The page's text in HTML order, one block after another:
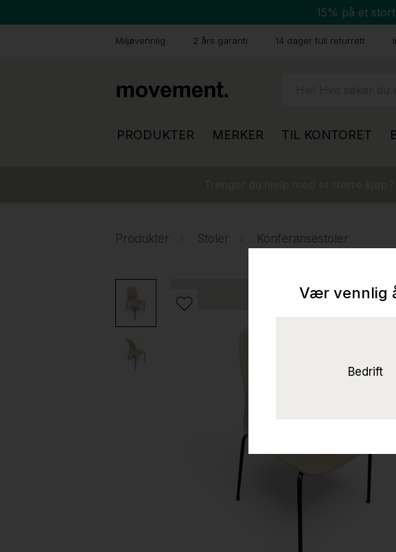
15% på et
Miljøvennlig 2 års garanti 14 dager full returrett
PRODUKTER MERKER TIL KONTORET
Produkter Stoler Konferansestoler
Vær vennlig
Bedrift